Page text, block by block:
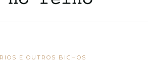
E OUTROS BICHOS